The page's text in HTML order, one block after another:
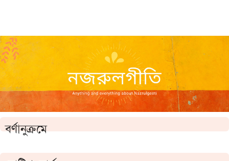
বর্ণানুক্রমে